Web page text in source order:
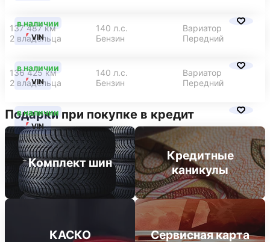
в наличии
VIN
в наличии
VIN
137 487 км 140 л.с.
Вариатор
2 владельца
Бензин Передний
в наличии
VIN
136 425 км 140 л.с.
Вариатор
2 владельца
Бензин Передний
Подарки при покупке в кредит
Комплект шин
Кредитные
каникулы
КАСКО Сервисная карта